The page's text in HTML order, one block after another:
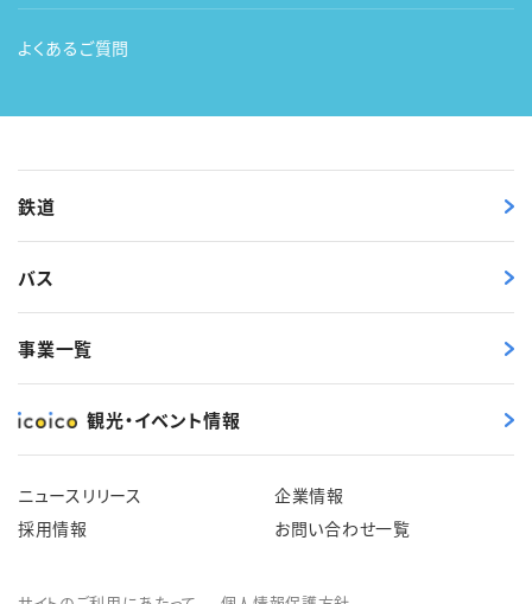
よくあるご質問
鉄道
バス
事業一覧
観光・イベント情報
ニュースリリース
企業情報
採用情報
お問い合わせ一覧